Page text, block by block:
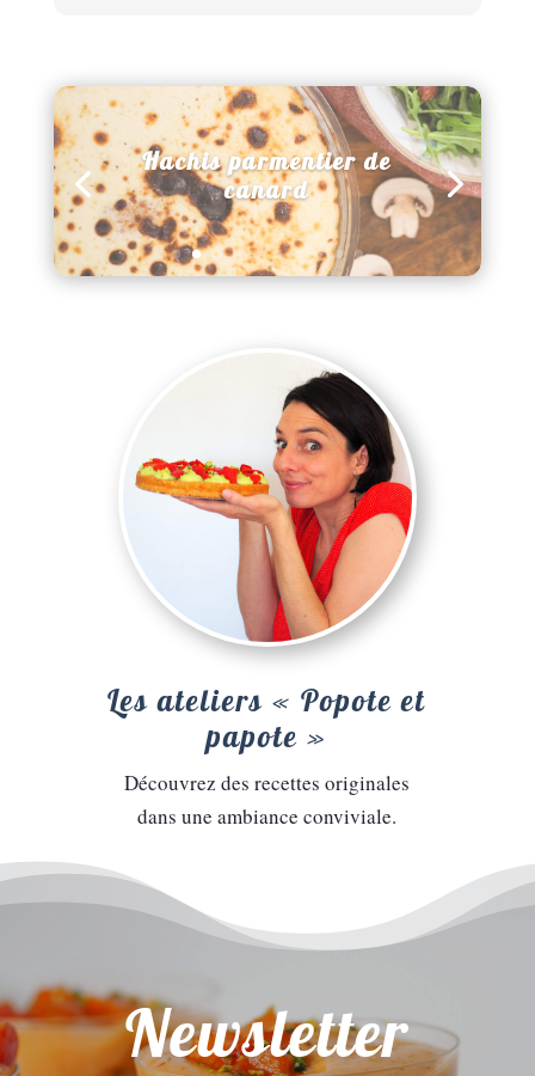
Hachis parmentier de
canard
Les ateliers « Popote et
papote »
Découvrez des recettes originales
dans une ambiance conviviale.
Newsletter